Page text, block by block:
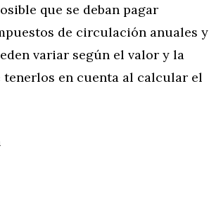
que se deban pagar
de circulación anuales y
variar según el valor y la
en cuenta al calcular el